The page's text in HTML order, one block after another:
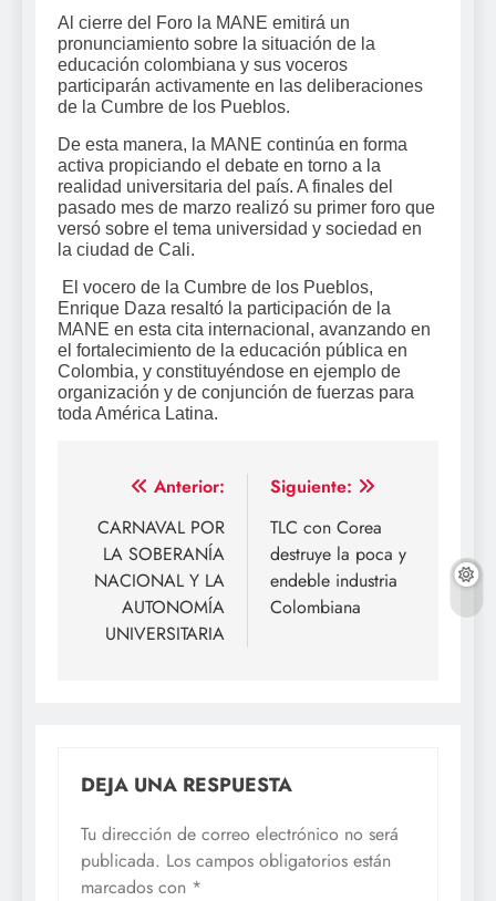
Al cierre del Foro la MANE emitirá un
pronunciamiento sobre la situación de la
educación colombiana y sus voceros
participarán activamente en las deliberaciones
de la Cumbre de los Pueblos.
De esta manera, la MANE continúa en forma
activa propiciando el debate en torno a la
realidad universitaria del país. A finales del
pasado mes de marzo realizó su primer foro que
versó sobre el tema universidad y sociedad en
la ciudad de Cali.
El vocero de la Cumbre de los Pueblos,
Enrique Daza resaltó la participación de la
MANE en esta cita internacional, avanzando en
el fortalecimiento de la educación pública en
Colombia, y constituyéndose en ejemplo de
organización y de conjunción de fuerzas para
toda América Latina.
Navegación
de
entradas
Anterior:
CARNAVAL POR
LA SOBERANÍA
NACIONAL Y LA
AUTONOMÍA
UNIVERSITARIA
Siguiente:
TLC con Corea
destruye la poca y
endeble industria
Colombiana
DEJA UNA RESPUESTA
Tu dirección de correo electrónico no será
publicada. Los campos obligatorios están
marcados con *